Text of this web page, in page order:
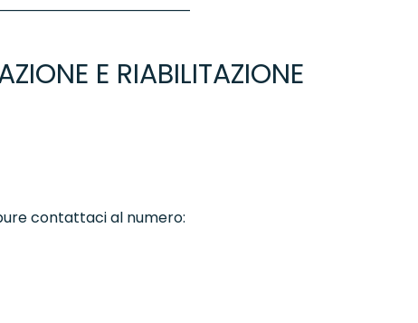
E RIABILITAZIONE
contattaci al numero: